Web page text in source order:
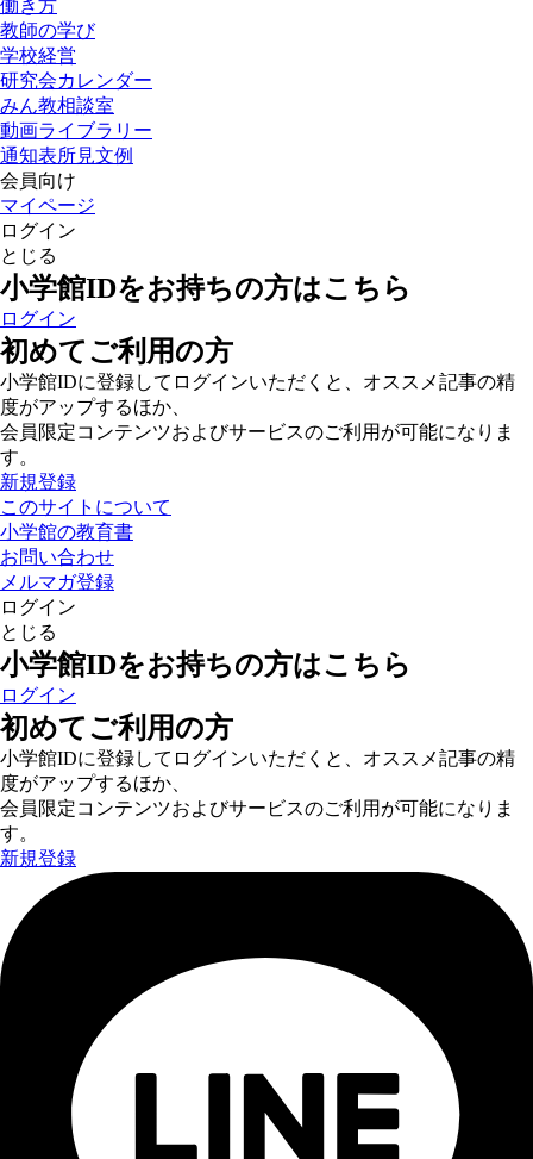
働き方
教師の学び
学校経営
研究会カレンダー
みん教相談室
動画ライブラリー
通知表所見文例
会員向け
マイページ
ログイン
とじる
小学館IDをお持ちの方はこちら
ログイン
初めてご利用の方
小学館IDに登録してログインいただくと、オススメ記事の精
度がアップするほか、
会員限定コンテンツおよびサービスのご利用が可能になりま
す。
新規登録
このサイトについて
小学館の教育書
お問い合わせ
メルマガ登録
ログイン
とじる
小学館IDをお持ちの方はこちら
ログイン
初めてご利用の方
小学館IDに登録してログインいただくと、オススメ記事の精
度がアップするほか、
会員限定コンテンツおよびサービスのご利用が可能になりま
す。
新規登録